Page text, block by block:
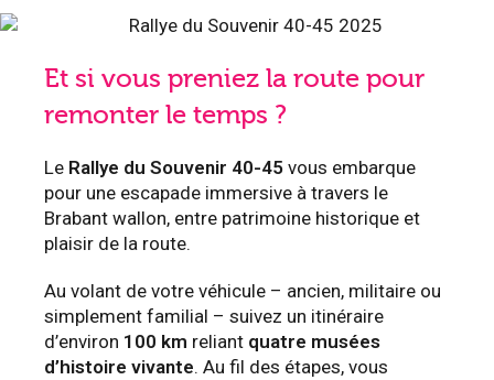
Et si vous preniez la route pour
remonter le temps ?
Le Rallye du Souvenir 40-45 vous embarque
pour une escapade immersive à travers le
Brabant wallon, entre patrimoine historique et
plaisir de la route.
Au volant de votre véhicule – ancien, militaire ou
simplement familial – suivez un itinéraire
d’environ 100 km reliant quatre musées
d’histoire vivante. Au fil des étapes, vous